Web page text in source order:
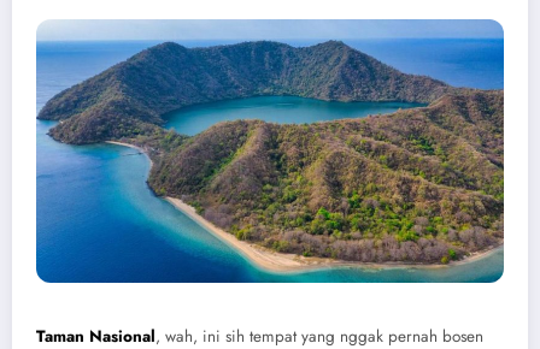
Taman Nasional, wah, ini sih tempat yang nggak pernah bosen